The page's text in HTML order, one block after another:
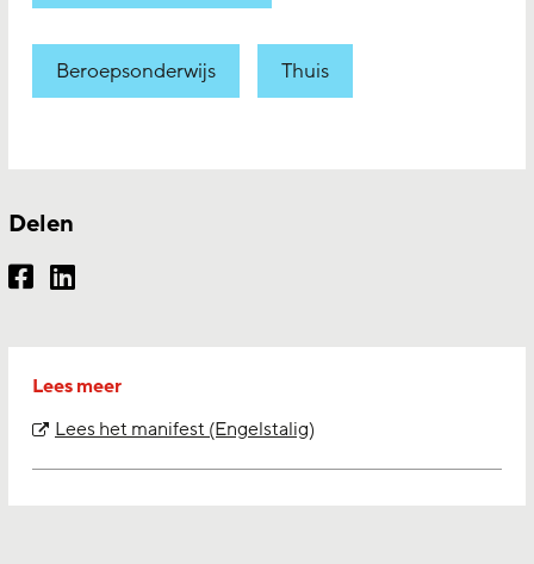
Lees meer
Lees het manifest (Engelstalig)
Beroepsonderwijs Thuis
Delen